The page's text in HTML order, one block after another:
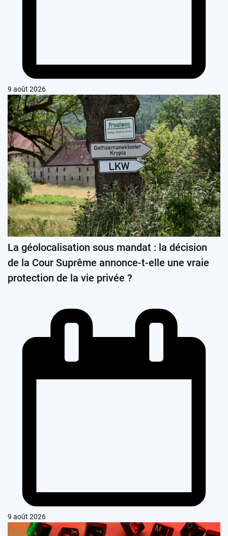
9 août 2026
La géolocalisation sous mandat : la décision
de la Cour Suprême annonce-t-elle une vraie
protection de la vie privée ?
9 août 2026